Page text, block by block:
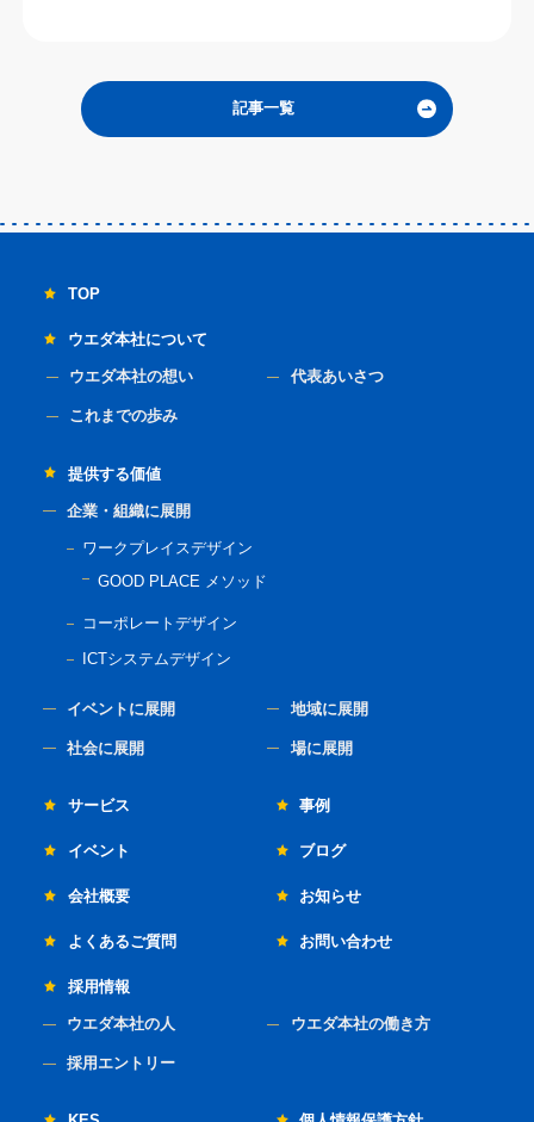
記事一覧
TOP
ウエダ本社について
ウエダ本社の想い 代表あいさつ
これまでの歩み
提供する価値
企業・組織に展開
ワークプレイスデザイン
GOOD PLACE メソッド
コーポレートデザイン
ICTシステムデザイン
イベントに展開 地域に展開
社会に展開 場に展開
サービス 事例
イベント ブログ
会社概要 お知らせ
よくあるご質問 お問い合わせ
採用情報
ウエダ本社の人 ウエダ本社の働き方
採用エントリー